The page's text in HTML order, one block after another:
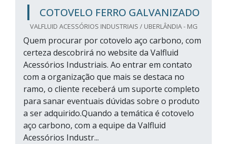
COTOVELO FERRO GALVANIZADO
VALFLUID ACESSÓRIOS INDUSTRIAIS / UBERLÂNDIA - MG
Quem procurar por cotovelo aço carbono, com
certeza descobrirá no website da Valfluid
Acessórios Industriais. Ao entrar em contato
com a organização que mais se destaca no
ramo, o cliente receberá um suporte completo
para sanar eventuais dúvidas sobre o produto
a ser adquirido.Quando a temática é cotovelo
aço carbono, com a equipe da Valfluid
Acessórios Industr...